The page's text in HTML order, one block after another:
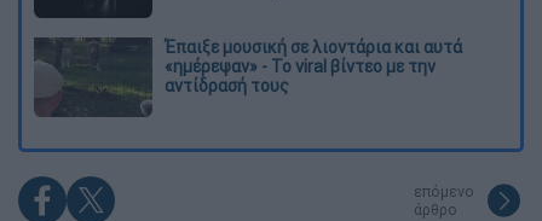
Έπαιξε μουσική σε λιοντάρια και αυτά
«ημέρεψαν» - Το viral βίντεο με την
αντίδρασή τους
επόμενο
άρθρο